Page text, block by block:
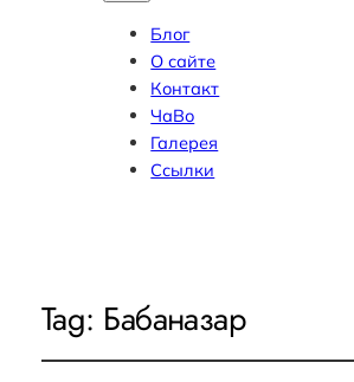
Блог
О сайте
Контакт
ЧаВо
Галерея
Ссылки
Tag: Бабаназар